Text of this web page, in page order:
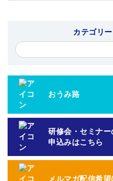
カテゴリ
おうみ路
研修会・セミナー
申込みはこちら
メルマガ配信希